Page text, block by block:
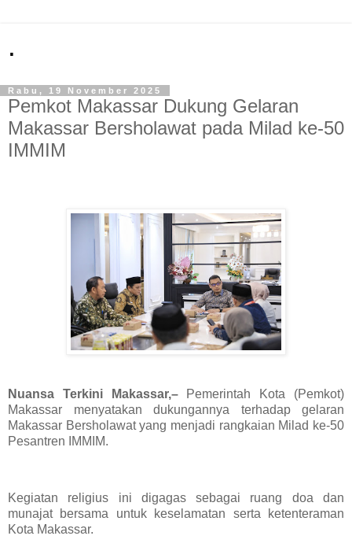
.
Rabu, 19 November 2025
Pemkot Makassar Dukung Gelaran
Makassar Bersholawat pada Milad ke-50
IMMIM
Nuansa Terkini Makassar,– Pemerintah Kota (Pemkot)
Makassar menyatakan dukungannya terhadap gelaran
Makassar Bersholawat yang menjadi rangkaian Milad ke-50
Pesantren IMMIM.
Kegiatan religius ini digagas sebagai ruang doa dan
munajat bersama untuk keselamatan serta ketenteraman
Kota Makassar.